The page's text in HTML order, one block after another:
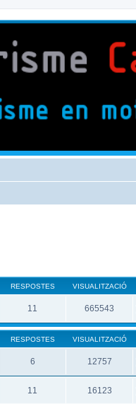
RESPOSTES VISUALITZACIÓ
11 665543
RESPOSTES VISUALITZACIÓ
6 12757
11 16123